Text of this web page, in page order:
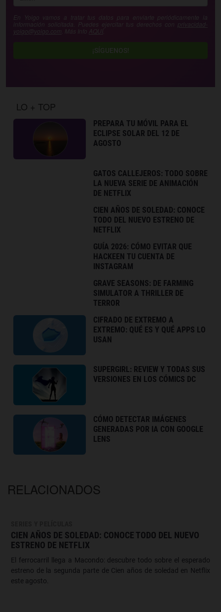
En Yoigo vamos a tratar tus datos para enviarte periódicamente la
información solicitada. Puedes ejercitar tus derechos con privacidad-
yoigo@yoigo.com . Más Info AQUÍ
¡SÍGUENOS!
LO + TOP
PREPARA TU MÓVIL PARA EL
ECLIPSE SOLAR DEL 12 DE
AGOSTO
GATOS CALLEJEROS: TODO SOBRE
LA NUEVA SERIE DE ANIMACIÓN
DE NETFLIX
CIEN AÑOS DE SOLEDAD: CONOCE
TODO DEL NUEVO ESTRENO DE
NETFLIX
GUÍA 2026: CÓMO EVITAR QUE
HACKEEN TU CUENTA DE
INSTAGRAM
GRAVE SEASONS: DE FARMING
SIMULATOR A THRILLER DE
TERROR
CIFRADO DE EXTREMO A
EXTREMO: QUÉ ES Y QUÉ APPS LO
USAN
SUPERGIRL: REVIEW Y TODAS SUS
VERSIONES EN LOS CÓMICS DC
CÓMO DETECTAR IMÁGENES
GENERADAS POR IA CON GOOGLE
LENS
RELACIONADOS
CIEN AÑOS DE SOLEDAD: CONOCE TODO DEL NUEVO
ESTRENO DE NETFLIX
El ferrocarril llega a Macondo: descubre todo sobre el esperado
estreno de la segunda parte de Cien años de soledad en Netflix
este agosto.